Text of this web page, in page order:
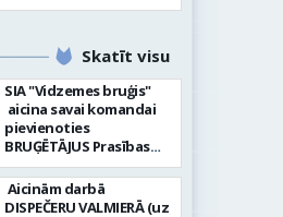
Skatīt visu
SIA "Vidzemes bruģis"
aicina savai komandai
pievienoties
BRUĢĒTĀJUS Prasības
pretendentiem: Vēlme
strādāt - augsta
atbildības sajūta pret
Aicinām darbā
DISPEČERU VALMIERĀ (uz